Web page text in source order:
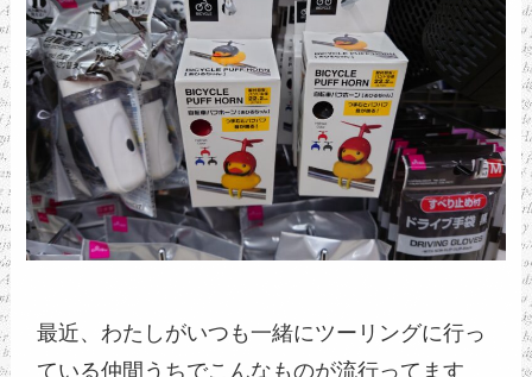
最近、わたしがいつも一緒にツーリングに行っ
ている仲間うちでこんなものが流行ってます